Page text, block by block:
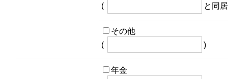
(
と同
その他
(
)
年金